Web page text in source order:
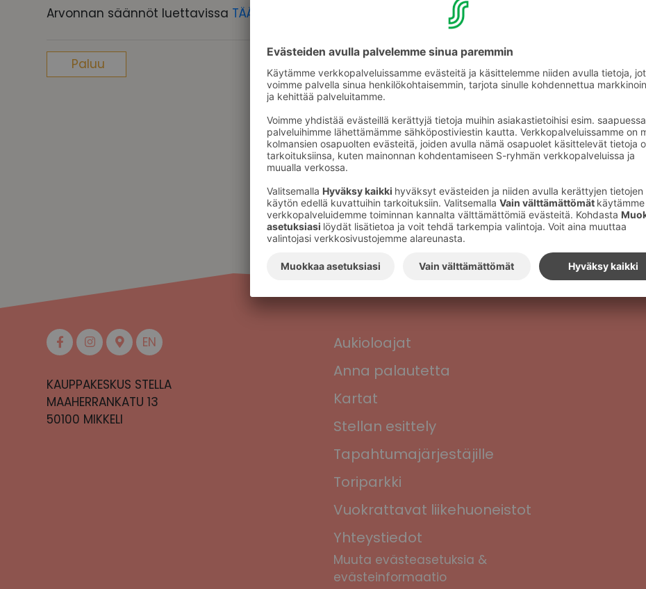
Arvonnan säännöt luettavissa TÄÄLLÄ
Paluu
EN
KAUPPAKESKUS STELLA
MAAHERRANKATU 13
50100 MIKKELI
Aukioloajat
Anna palautetta
Kartat
Stellan esittely
Tapahtumajärjestäjille
Toriparkki
Vuokrattavat liikehuoneistot
Yhteystiedot
Muuta evästeasetuksia &
evästeinformaatio